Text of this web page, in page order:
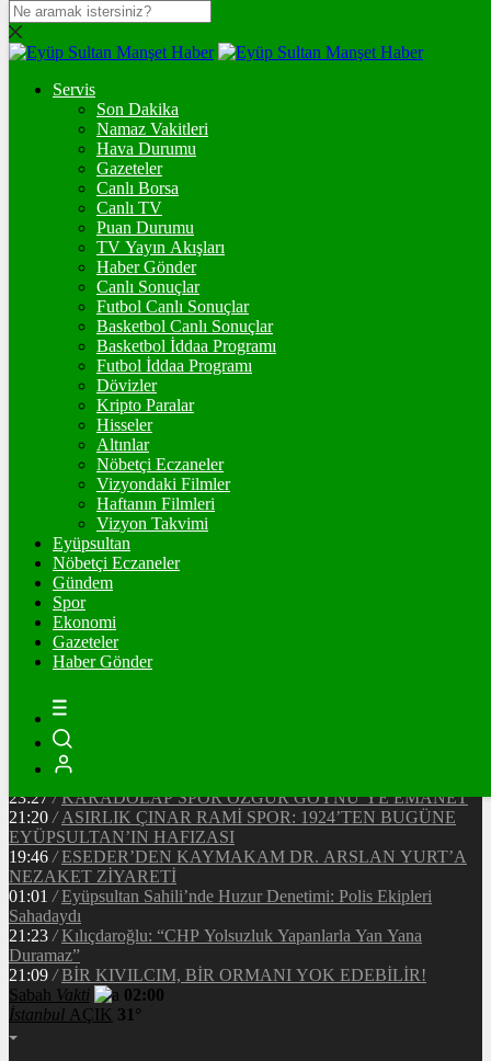
DOLAR
47,6069$% 0.05
EURO
% 0.19
STERLİN
% 0.22
GRAM ALTIN
%0,89
%0,71
BİTCOİN
ETHEREUM
TETHER
Servis
Son Dakika
Namaz Vakitleri
Hava Durumu
Gazeteler
Canlı Borsa
Canlı TV
Puan Durumu
TV Yayın Akışları
Haber Gönder
Canlı Sonuçlar
Futbol Canlı Sonuçlar
Basketbol Canlı Sonuçlar
Basketbol İddaa Programı
Futbol İddaa Programı
Dövizler
Kripto Paralar
Hisseler
Altınlar
Nöbetçi Eczaneler
Vizyondaki Filmler
Haftanın Filmleri
Vizyon Takvimi
Eyüpsultan
Nöbetçi Eczaneler
Gündem
Spor
Ekonomi
Gazeteler
Haber Gönder
20:37 / CHP EYÜPSULTAN İLÇE ÖRGÜTÜ ÜYELERİ
/ MHP EYÜPSULTAN TEŞKİLATI’NIN ACI GÜNÜ
13:33
/ BAŞKAN DR. MİTHAT BÜLENT ÖZMEN’DEN
KAMUOYUNA AÇIKLAMA
Makyaj Sanatçısı Uzay Damla Yıldız, Uluslararası
Başarılarıyla Türkiye’yi Temsil Ediyor
23:27 / KARADOLAP SPOR ÖZGÜR GÖYNÜ’YE EMANET
21:20 / ASIRLIK ÇINAR RAMİ SPOR: 1924’TEN BUGÜNE
EYÜPSULTAN’IN HAFIZASI
19:46 / ESEDER’DEN KAYMAKAM DR. ARSLAN YURT’A
NEZAKET ZİYARETİ
01:01 / Eyüpsultan Sahili’nde Huzur Denetimi: Polis Ekipleri
Sahadaydı
21:23 / Kılıçdaroğlu: “CHP Yolsuzluk Yapanlarla Yan Yana
Duramaz”
21:09 / BİR KIVILCIM, BİR ORMANI YOK EDEBİLİR!
Sabah Vakti
02:00
İstanbul AÇIK 31°